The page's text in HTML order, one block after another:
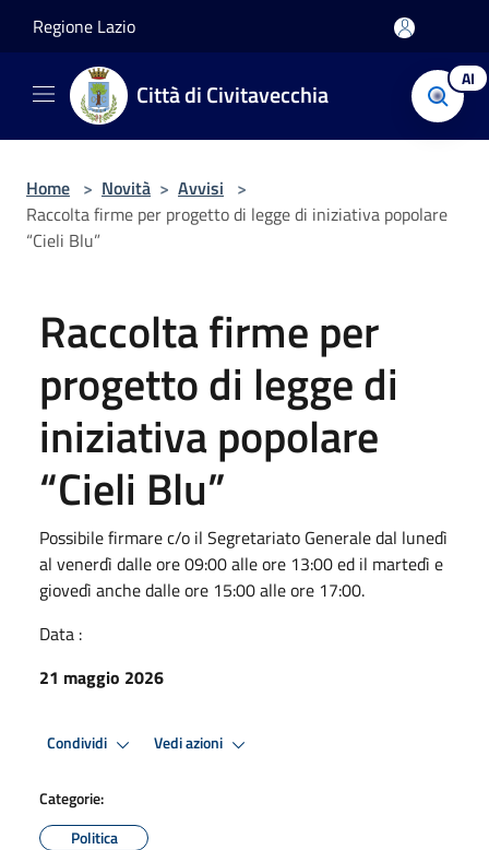
Regione Lazio
Città di Civitavecchia AI
Home > Novità > Avvisi >
Raccolta firme per progetto di legge di iniziativa popolare
“Cieli Blu”
Raccolta firme per
progetto di legge di
iniziativa popolare
“Cieli Blu”
Possibile firmare c/o il Segretariato Generale dal lunedì
al venerdì dalle ore 09:00 alle ore 13:00 ed il martedì e
giovedì anche dalle ore 15:00 alle ore 17:00.
Data :
21 maggio 2026
Condividi Vedi azioni
Categorie:
Politica